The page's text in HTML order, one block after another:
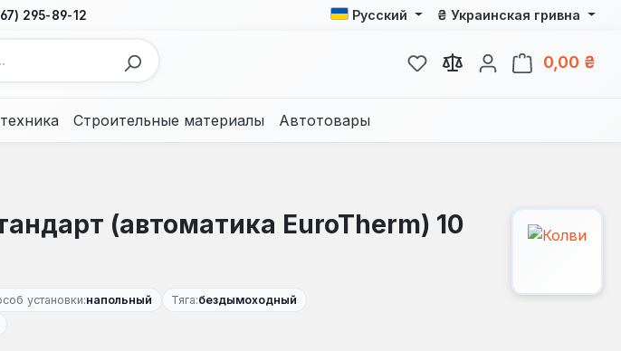
295-89-12 Русский ₴ Украинская гривна
У вас есть товары из
0,00 ₴
Строительные материалы Автотовары
(автоматика EuroTherm) 10
установки:напольный Тяга:бездымоходный